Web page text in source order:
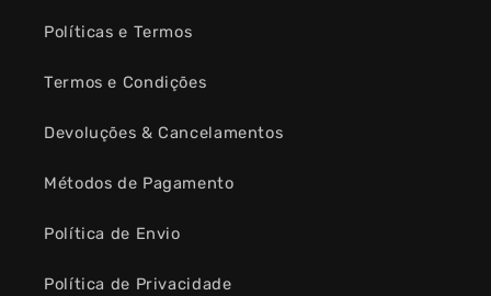
Políticas e Termos
Termos e Condições
Devoluções & Cancelamentos
Métodos de Pagamento
Política de Envio
Política de Privacidade